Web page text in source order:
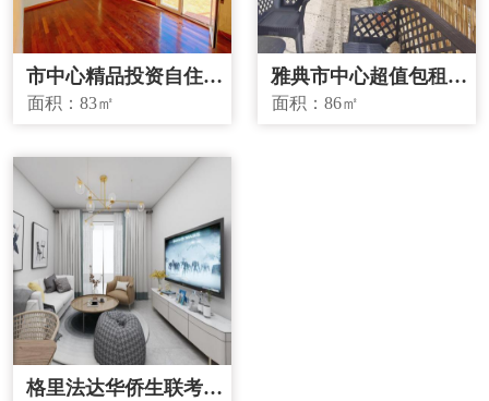
市中心精品投资自住两
宜房源
面积：83㎡
雅典市中心超值包租房
源
面积：86㎡
格里法达华侨生联考学